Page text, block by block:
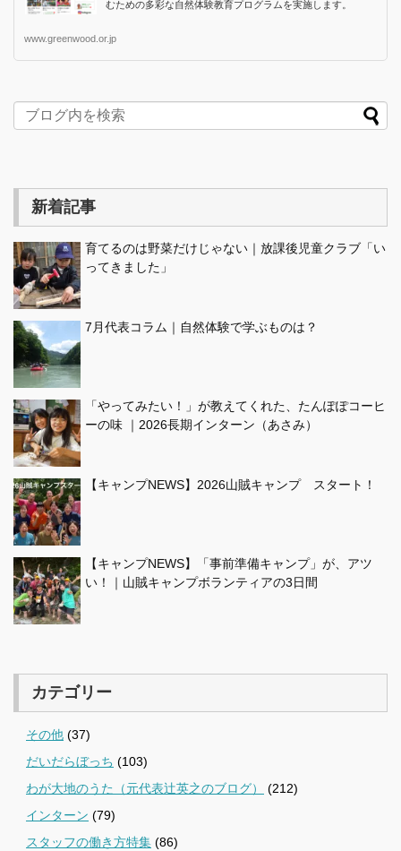
むための多彩な自然体験教育プログラムを実施します。
www.greenwood.or.jp
新着記事
育てるのは野菜だけじゃない｜放課後児童クラブ「い
ってきました」
7月代表コラム｜自然体験で学ぶものは？
「やってみたい！」が教えてくれた、たんぽぽコーヒ
ーの味 ｜2026長期インターン（あさみ）
【キャンプNEWS】2026山賊キャンプ スタート！
【キャンプNEWS】「事前準備キャンプ」が、アツ
い！｜山賊キャンプボランティアの3日間
カテゴリー
その他 (37)
だいだらぼっち (103)
わが大地のうた（元代表辻英之のブログ）
(212)
インターン (79)
スタッフの働き方特集 (86)